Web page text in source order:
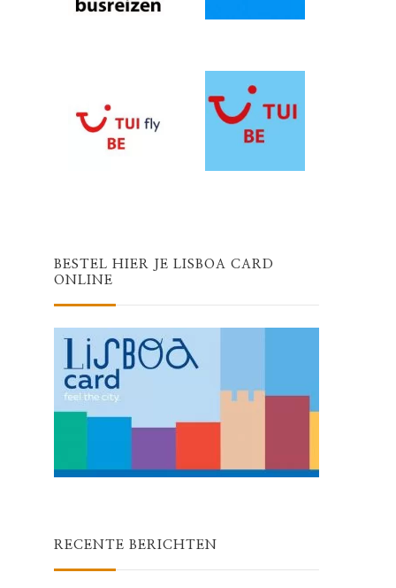
BESTEL HIER JE LISBOA CARD
ONLINE
RECENTE BERICHTEN